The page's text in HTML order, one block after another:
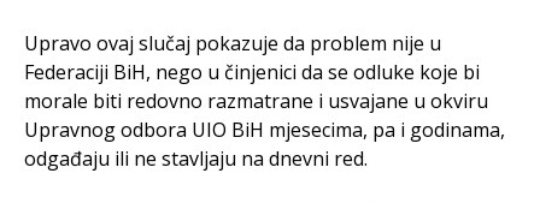
Upravo ovaj slučaj pokazuje da problem nije u
Federaciji BiH, nego u činjenici da se odluke koje bi
morale biti redovno razmatrane i usvajane u okviru
Upravnog odbora UIO BiH mjesecima, pa i godinama,
odgađaju ili ne stavljaju na dnevni red.